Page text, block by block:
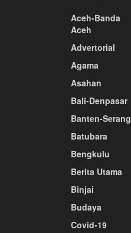
Aceh-Banda
Aceh
Advertorial
Agama
Asahan
Bali-Denpasar
Banten-Serang
Batubara
Bengkulu
Berita Utama
Binjai
Budaya
Covid-19